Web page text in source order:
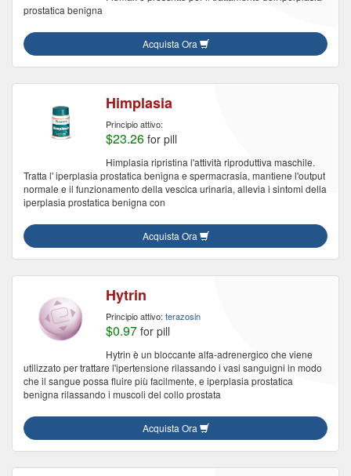
prostatica benigna
Acquista Ora
Himplasia
Principio attivo:
$23.26 for pill
Himplasia ripristina l'attività riproduttiva maschile.
Tratta l' iperplasia prostatica benigna e spermacrasia, mantiene l'output
normale e il funzionamento della vescica urinaria, allevia i sintomi della
iperplasia prostatica benigna con
Acquista Ora
Hytrin
Principio attivo: terazosin
$0.97 for pill
Hytrin è un bloccante alfa-adrenergico che viene
utilizzato per trattare l'ipertensione rilassando i vasi sanguigni in modo
che il sangue possa fluire più facilmente, e iperplasia prostatica
benigna rilassando i muscoli del collo prostata
Acquista Ora